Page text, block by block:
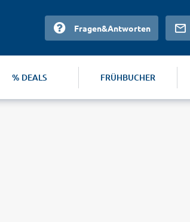
Fragen&Antworten
% DEALS FRÜHBUCHER